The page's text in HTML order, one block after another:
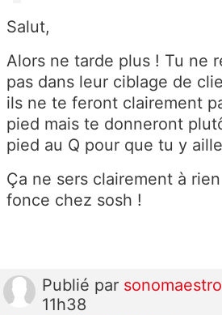
Salut,
Alors ne tarde plus ! Tu ne
pas dans leur ciblage de
ils ne te feront clairement
pied mais te donneront
pied au Q pour que tu y
Ça ne sers clairement à
fonce chez sosh !
Publié par sonomaestro
11h38